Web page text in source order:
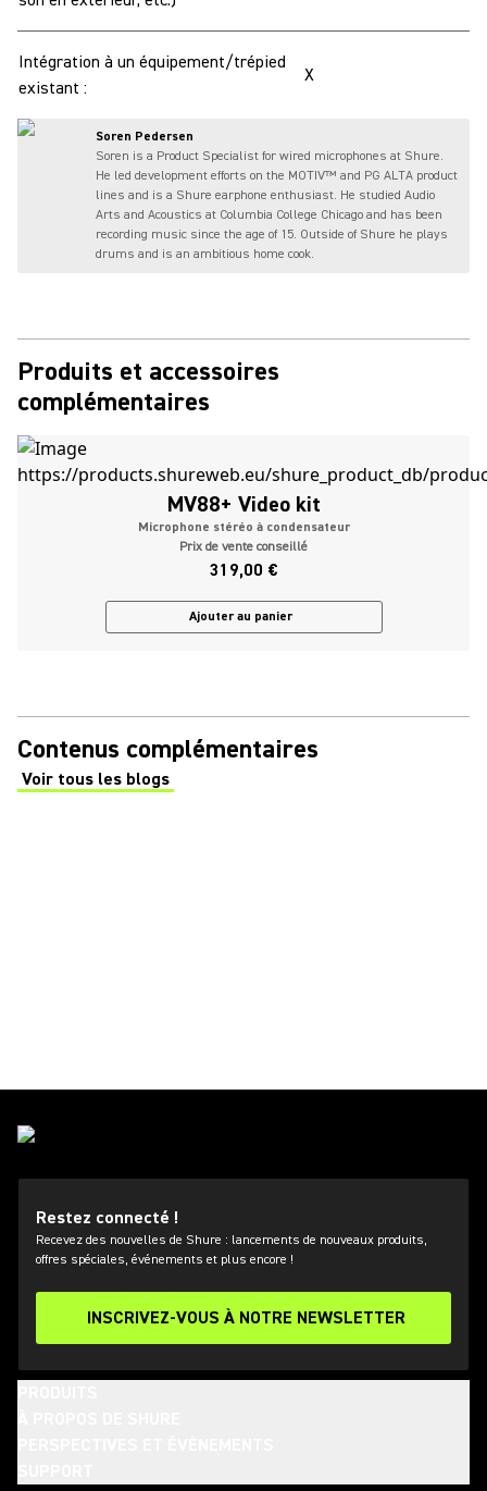
Intégration à un équipement/trépied
existant :
X
Soren Pedersen
Soren is a Product Specialist for wired microphones at Shure.
He led development efforts on the MOTIV™ and PG ALTA product
lines and is a Shure earphone enthusiast. He studied Audio
Arts and Acoustics at Columbia College Chicago and has been
recording music since the age of 15. Outside of Shure he plays
drums and is an ambitious home cook.
Produits et accessoires
complémentaires
MV88+ Video kit
Microphone stéréo à condensateur
Prix de vente conseillé
319,00 €
Ajouter au panier
Contenus complémentaires
Voir tous les blogs
(Opens in a new tab)
Restez connecté !
Recevez des nouvelles de Shure : lancements de nouveaux produits,
offres spéciales, événements et plus encore !
INSCRIVEZ-VOUS À NOTRE NEWSLETTER